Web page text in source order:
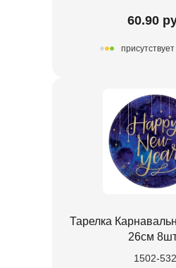
60.90
Тарелка
26см
1502-